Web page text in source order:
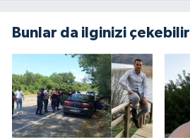
Bunlar da ilginizi çekebilir